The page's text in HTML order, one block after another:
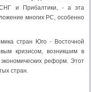
и Прибалтики, - а эта
многих РС, особенно
стран Юго - Восточной
кризисом, возникшим в
реформ. Этот
стран.